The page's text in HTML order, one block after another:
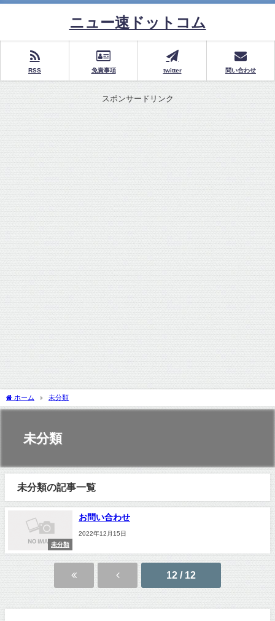
ニュー速ドットコム
RSS 免責事項 twitter 問い合わせ
スポンサードリンク
ホーム 未分類
未分類
未分類の記事一覧
未分類
お問い合わせ
2022年12月15日
12 / 12